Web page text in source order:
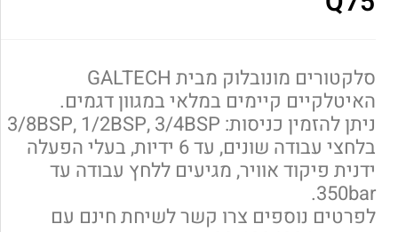
סלקטורים מונובלוק מבית GALTECH
במלאי במגוון דגמים.
ניתן להזמין כניסות: 3/8BSP, 1/2BSP, 3/4BSP
בלחצי עבודה שונים, עד 6 ידיות, בעלי הפעלה
מגיעים ללחץ עבודה עד
צרו קשר לשיחת חינם עם